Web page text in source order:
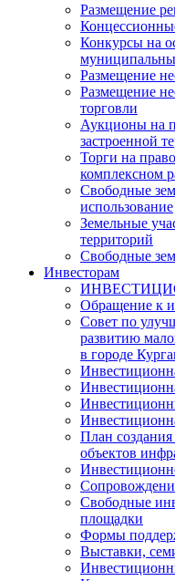
Размещение
Конкурсы на
Размещение
Размещение
торговли
Аукционы на
застроенной
Торги на
комплексном
Свободные
использование
Земельные
территорий
Свободные
Инвесторам
Обращение к
Совет по
развитию
в городе
План
объектов
Свободные
площадки
Формы
Выставки,